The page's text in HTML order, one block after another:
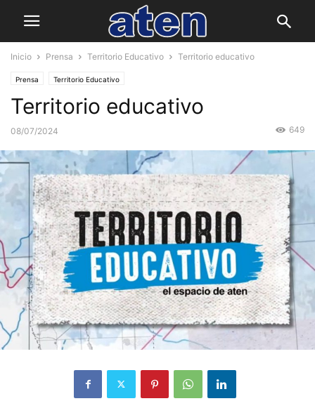
Inicio Prensa Territorio Educativo Territorio educativo
Prensa Territorio Educativo
Territorio educativo
08/07/2024 649